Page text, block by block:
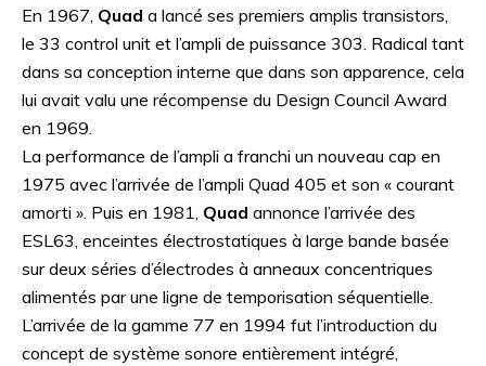
En 1967, Quad a lancé ses premiers amplis transistors,
le 33 control unit et l’ampli de puissance 303. Radical tant
dans sa conception interne que dans son apparence, cela
lui avait valu une récompense du Design Council Award
en 1969.
La performance de l’ampli a franchi un nouveau cap en
1975 avec l’arrivée de l’ampli Quad 405 et son « courant
amorti ». Puis en 1981, Quad annonce l’arrivée des
ESL63, enceintes électrostatiques à large bande basée
sur deux séries d’électrodes à anneaux concentriques
alimentés par une ligne de temporisation séquentielle.
L’arrivée de la gamme 77 en 1994 fut l’introduction du
concept de système sonore entièrement intégré,